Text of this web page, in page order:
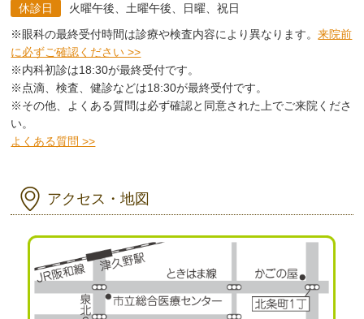
休診日
火曜午後、土曜午後、日曜、祝日
※眼科の最終受付時間は診療や検査内容により異なります。来院前
に必ずご確認ください >>
※内科初診は18:30が最終受付です。
※点滴、検査、健診などは18:30が最終受付です。
※その他、よくある質問は必ず確認と同意された上でご来院くださ
い。
よくある質問 >>
アクセス・地図